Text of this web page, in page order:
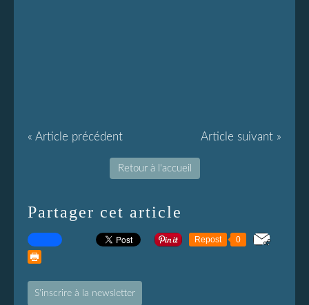
« Article précédent Article suivant »
Retour à l'accueil
Partager cet article
Repost 0
S'inscrire à la newsletter